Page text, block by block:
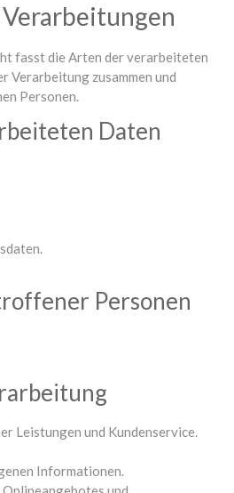
fasst die Arten der verarbeiteten
Verarbeitung zusammen und
Personen.
Daten
Personen
Leistungen und Kundenservice.
Informationen.